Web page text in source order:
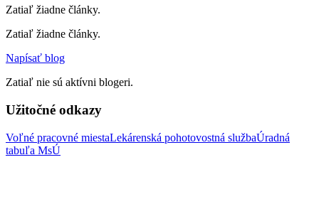
Zatiaľ žiadne články.
Zatiaľ žiadne články.
Napísať blog
Zatiaľ nie sú aktívni blogeri.
Užitočné odkazy
Voľné pracovné miestaLekárenská pohotovostná službaÚradná
tabuľa MsÚ